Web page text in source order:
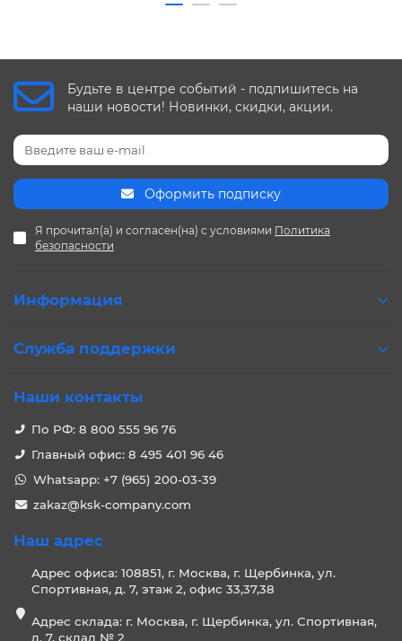
Будьте в центре событий - подпишитесь на
наши новости! Новинки, скидки, акции.
Оформить подписку
Я прочитал(а) и согласен(на) с условиями Политика
безопасности
Информация
Служба поддержки
Наши контакты
По РФ: 8 800 555 96 76
Главный офис: 8 495 401 96 46
Whatsapp: +7 (965) 200-03-39
zakaz@ksk-company.com
Наш адрес
Адрес офиса: 108851, г. Москва, г. Щербинка, ул.
Спортивная, д. 7, этаж 2, офис 33,37,38
Адрес склада: г. Москва, г. Щербинка, ул. Спортивная,
д. 7, склад № 2